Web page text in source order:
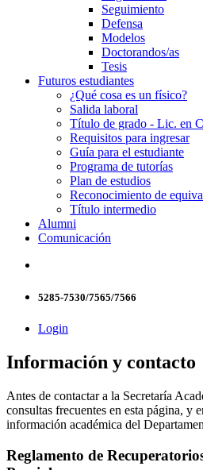
Seguimiento
Defensa
Modelos
Doctorandos/as
Tesis
Futuros estudiantes
¿Qué cosa es un físico?
Salida laboral
Título de grado - Lic. en
Requisitos para ingresar
Guía para el estudiante
Programa de tutorías
Plan de estudios
Reconocimiento de
Título intermedio
Alumni
Comunicación
5285-7530/7565/7566
Login
Información y contacto
Antes de contactar a la Secretaría
consultas frecuentes en esta página, y
información académica del
Reglamento de